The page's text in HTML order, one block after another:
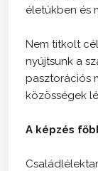
életükben és
Nem titkolt
nyújtsunk a
pasztorációs
közösségek
A képzés